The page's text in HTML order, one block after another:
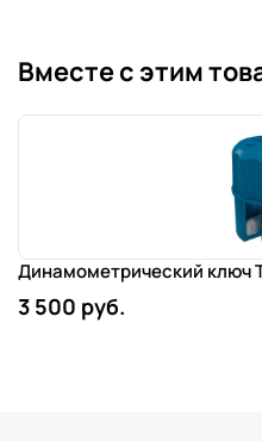
Вместе с этим
Динамометрический ключ
3 500 руб.